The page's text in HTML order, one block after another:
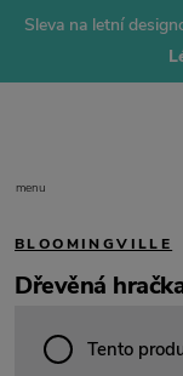
Sleva na letní
menu
BLOOMINGVILLE
Dřevěná
Tento